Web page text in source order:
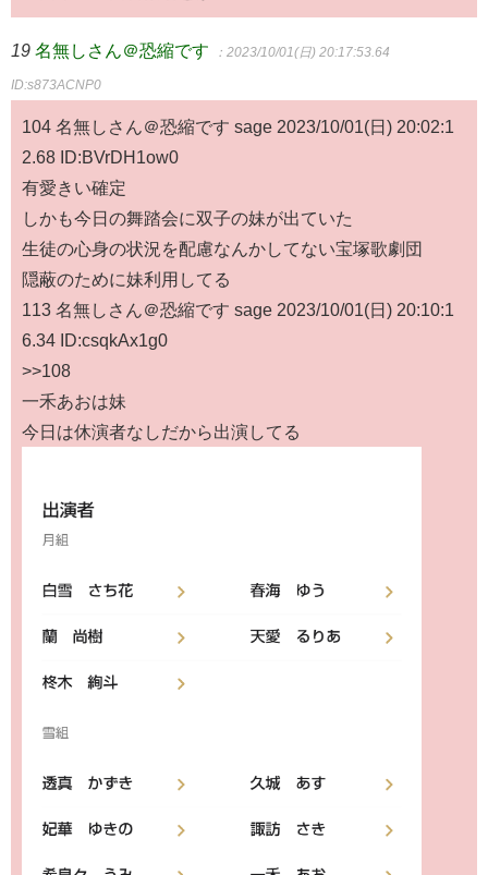
19 名無しさん＠恐縮です ：2023/10/01(日) 20:17:53.64
ID:s873ACNP0
104 名無しさん＠恐縮です sage 2023/10/01(日) 20:02:1
2.68 ID:BVrDH1ow0
有愛きい確定
しかも今日の舞踏会に双子の妹が出ていた
生徒の心身の状況を配慮なんかしてない宝塚歌劇団
隠蔽のために妹利用してる
113 名無しさん＠恐縮です sage 2023/10/01(日) 20:10:1
6.34 ID:csqkAx1g0
>>108
一禾あおは妹
今日は休演者なしだから出演してる